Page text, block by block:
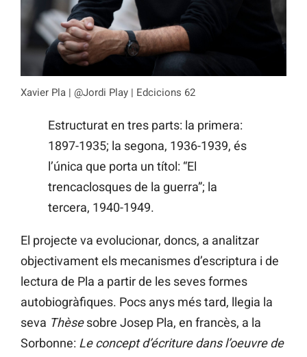
Xavier Pla | @Jordi Play | Edcicions 62
Estructurat en tres parts: la primera:
1897-1935; la segona, 1936-1939, és
l’única que porta un títol: “El
trencaclosques de la guerra”; la
tercera, 1940-1949.
El projecte va evolucionar, doncs, a analitzar
objectivament els mecanismes d’escriptura i de
lectura de Pla a partir de les seves formes
autobiogràfiques. Pocs anys més tard, llegia la
seva Thèsesobre Josep Pla, en francès, a la
Sorbonne: Le concept d’écriture dans l’oeuvre de